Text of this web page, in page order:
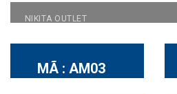
NIKITA OUTLET
Thang nhôm
gấp chữ A khóa
tự động NIKITA
MÃ : AM03